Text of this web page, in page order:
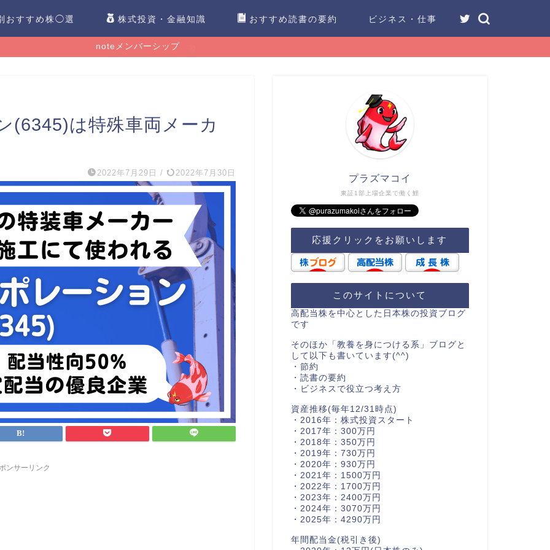
おすすめ株◯選 株式投資・金融知識 おすすめ読書の要約 ビジネス・仕事
noteメンバーシップ
(6345)は特殊車両メーカ
2022年7月29日 / 2022年7月30日
ンサーリンク
東証1部上場企業で働く鯉
プラズマコイ
応援クリックをお願いします
このサイトについて
高配当株を中心とした日本株の投資ブログ
です
そのほか「教養を身につける系」ブログと
して以下も書いています(^^)
・節約
・読書の要約
・ビジネスで役立つ考え方
資産推移(毎年12/31時点)
・2016年：株式投資スタート
・2017年：300万円
・2018年：350万円
・2019年：730万円
・2020年：930万円
・2021年：1500万円
・2022年：1700万円
・2023年：2400万円
・2024年：3070万円
・2025年：4290万円
年間配当金(税引き後)